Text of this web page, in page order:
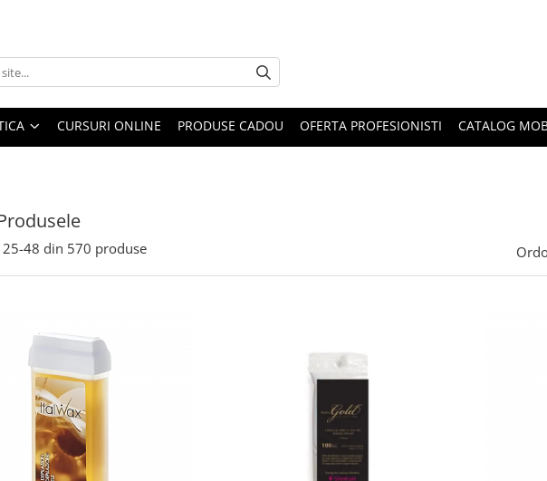
CURSURI ONLINE PRODUSE CADOU OFERTA PROFESIONISTI CATALOG
25-48 din 570 produse